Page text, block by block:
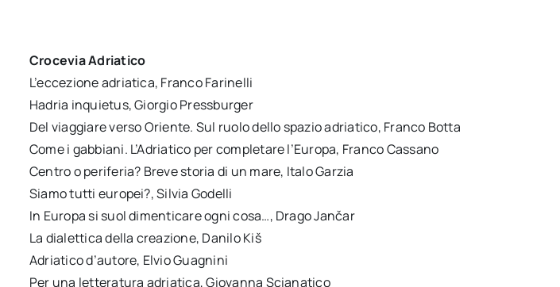
Crocevia Adriatico
L’eccezione adriatica, Franco Farinelli
Hadria inquietus, Giorgio Pressburger
Del viaggiare verso Oriente. Sul ruolo dello spazio adriatico, Franco Botta
Come i gabbiani. L’Adriatico per completare l’Europa, Franco Cassano
Centro o periferia? Breve storia di un mare, Italo Garzia
Siamo tutti europei?, Silvia Godelli
In Europa si suol dimenticare ogni cosa…, Drago Jančar
La dialettica della creazione, Danilo Kiš
Adriatico d’autore, Elvio Guagnini
Per una letteratura adriatica, Giovanna Scianatico